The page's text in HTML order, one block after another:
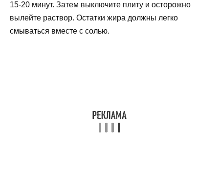
15-20 минут. Затем выключите плиту и осторожно
вылейте раствор. Остатки жира должны легко
смываться вместе с солью.